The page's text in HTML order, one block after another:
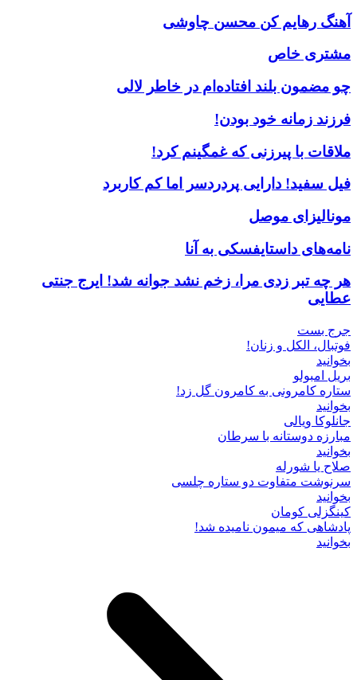
آهنگ رهایم کن محسن چاوشی
مشتری خاص
چو مضمون بلند افتاده‌ام در خاطر لالی
فرزند زمانه خود بودن!
ملاقات با پیرزنی که غمگینم کرد!
فیل سفید! دارایی پردردسر اما کم کاربرد
مونالیزای موصل
نامه‌های داستایفسکی به آنا
هر چه تبر زدی مرا، زخم نشد جوانه شد! ایرج جنتی
عطایی
جرج بست
فوتبال، الکل و زنان!
بخوانید
بریل امبولو
ستاره کامرونی به کامرون گل زد!
بخوانید
جانلوکا ویالی
مبارزه دوستانه با سرطان
بخوانید
صلاح یا شورله
سرنوشت متفاوت دو ستاره چلسی
بخوانید
کینگزلی کومان
پادشاهی که میمون نامیده شد!
بخوانید